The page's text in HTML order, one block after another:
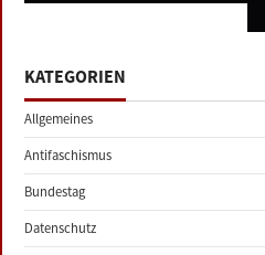
KATEGORIEN
Allgemeines
Antifaschismus
Bundestag
Datenschutz